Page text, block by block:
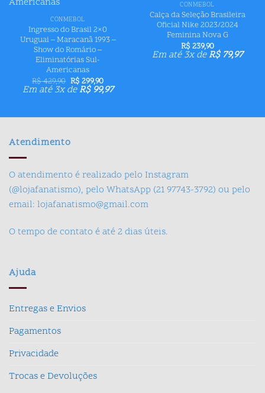
CONMEBOL
Ingresso do Brasil 2×0
Uruguai – Maracanã 1993 –
Show do Romário –
Eliminatórias Sul-
Americanas
R$429,90 O
preço
original
R$ 299,90O
preço
atual
Em até 3x deR$99,97
CONMEBOL
Calça da Seleção Brasileira
Oficial Nike 2023/2024
Feminina Nova G
R$ 239,90
Em até 3x deR$79,97
Atendimento
O atendimento é realizado pelo Instagram
(@lojafanatismo), pelo WhatsApp (21 97743-3792) ou pelo
email: lojafanatismo@gmail.com
O tempo de contato é até 2 dias úteis.
Ajuda
Entregas e Envios
Pagamentos
Privacidade
Trocas e Devoluções